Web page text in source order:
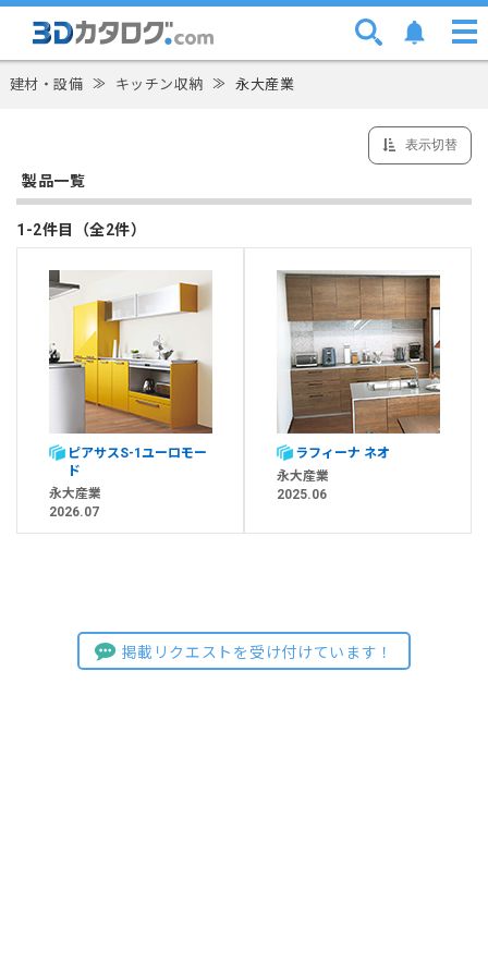
建材・設備 ≫ キッチン収納 ≫ 永大産業
表示切替
製品一覧
1-2件目（全2件）
ピアサスS-1ユーロモー
ド
永大産業
2026.07
ラフィーナ ネオ
永大産業
2025.06
掲載リクエストを受け付けています！